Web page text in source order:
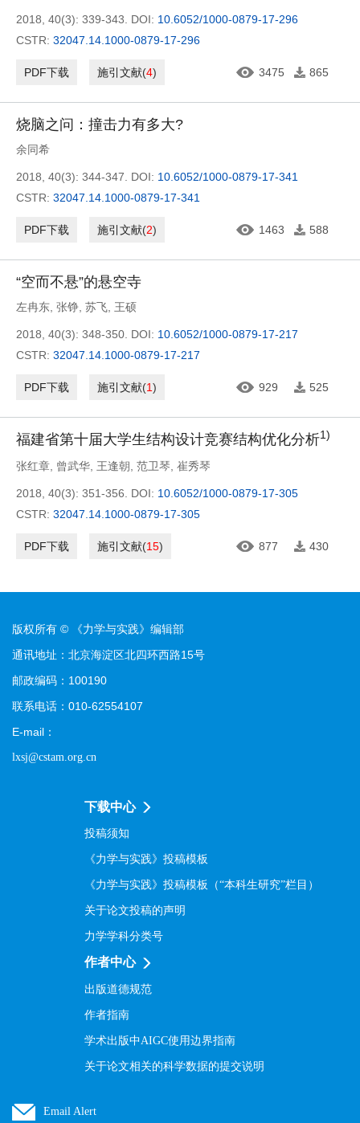
2018, 40(3): 339-343. DOI: 10.6052/1000-0879-17-296
CSTR: 32047.14.1000-0879-17-296
PDF下载 施引文献(4) 3475 865
烧脑之问：撞击力有多大?
余同希
2018, 40(3): 344-347. DOI: 10.6052/1000-0879-17-341
CSTR: 32047.14.1000-0879-17-341
PDF下载 施引文献(2) 1463 588
“空而不悬”的悬空寺
左冉东 张铮 苏飞 王硕
2018, 40(3): 348-350. DOI: 10.6052/1000-0879-17-217
CSTR: 32047.14.1000-0879-17-217
PDF下载 施引文献(1) 929 525
福建省第十届大学生结构设计竞赛结构优化分析1)
张红章 曾武华 王逢朝 范卫琴 崔秀琴
2018, 40(3): 351-356. DOI: 10.6052/1000-0879-17-305
CSTR: 32047.14.1000-0879-17-305
PDF下载 施引文献(15) 877 430
版权所有 © 《力学与实践》编辑部
通讯地址：北京海淀区北四环西路15号
邮政编码：100190
联系电话：010-62554107
E-mail：
lxsj@cstam.org.cn
下载中心
投稿须知
《力学与实践》投稿模板
《力学与实践》投稿模板（“本科生研究”栏目）
关于论文投稿的声明
力学学科分类号
作者中心
出版道德规范
作者指南
学术出版中AIGC使用边界指南
关于论文相关的科学数据的提交说明
Email Alert